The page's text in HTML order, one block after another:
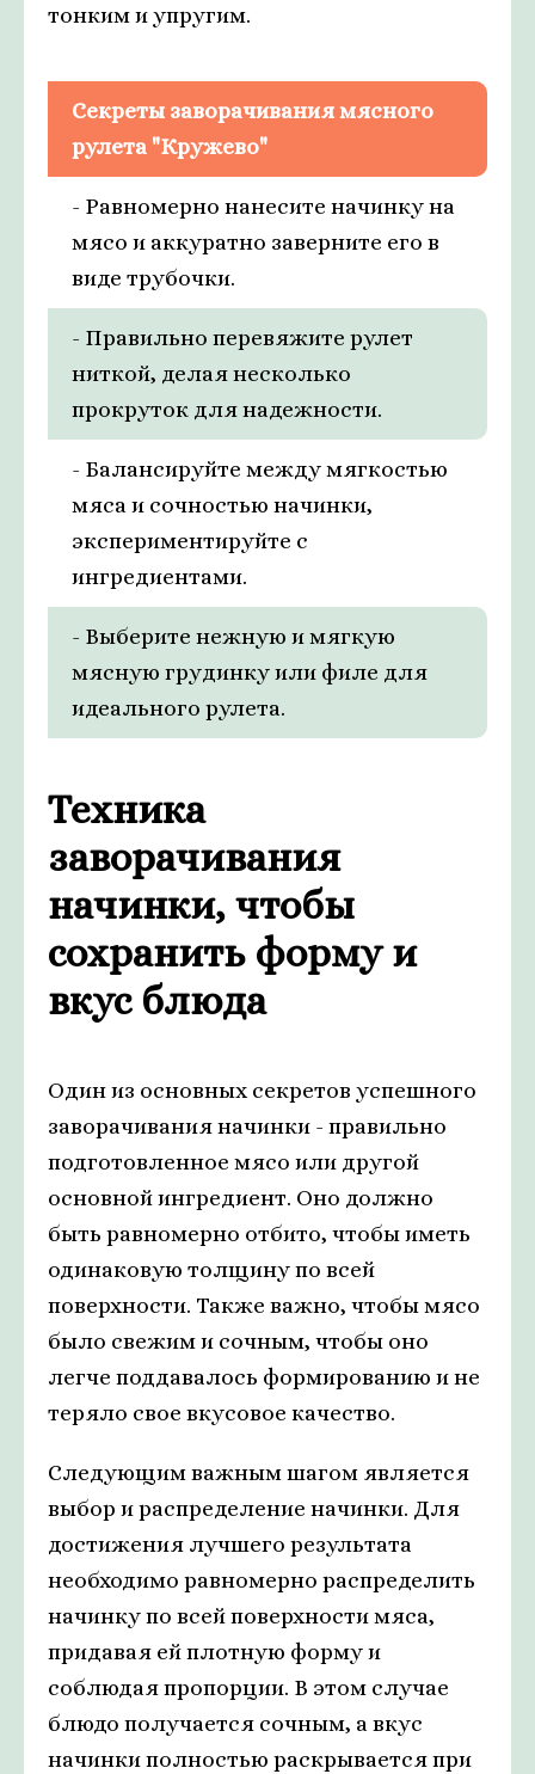
тонким и упругим.
Секреты заворачивания мясного
рулета "Кружево"
- Равномерно нанесите начинку на
мясо и аккуратно заверните его в
виде трубочки.
- Правильно перевяжите рулет
ниткой, делая несколько
прокруток для надежности.
- Балансируйте между мягкостью
мяса и сочностью начинки,
экспериментируйте с
ингредиентами.
- Выберите нежную и мягкую
мясную грудинку или филе для
идеального рулета.
Техника
заворачивания
начинки, чтобы
сохранить форму и
вкус блюда
Один из основных секретов успешного
заворачивания начинки - правильно
подготовленное мясо или другой
основной ингредиент. Оно должно
быть равномерно отбито, чтобы иметь
одинаковую толщину по всей
поверхности. Также важно, чтобы мясо
было свежим и сочным, чтобы оно
легче поддавалось формированию и не
теряло свое вкусовое качество.
Следующим важным шагом является
выбор и распределение начинки. Для
достижения лучшего результата
необходимо равномерно распределить
начинку по всей поверхности мяса,
придавая ей плотную форму и
соблюдая пропорции. В этом случае
блюдо получается сочным, а вкус
начинки полностью раскрывается при